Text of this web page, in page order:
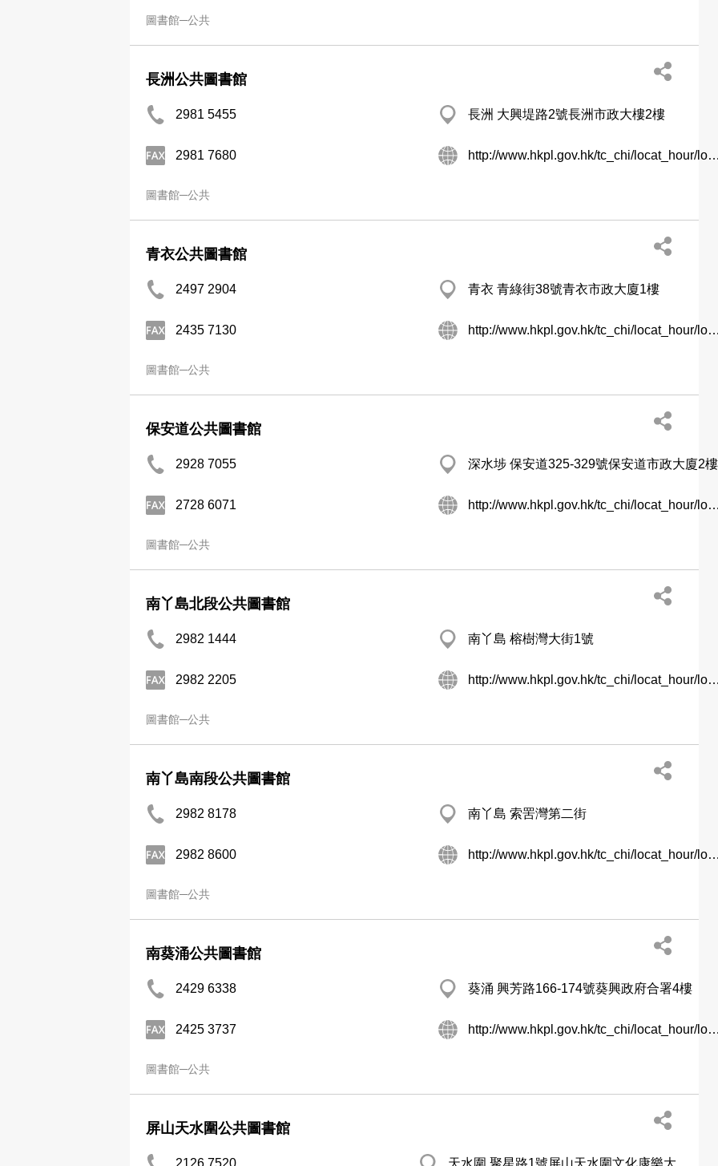
圖書館─公共
長洲公共圖書館
2981 5455 長洲 大興堤路2號長洲市政大樓2樓
2981 7680 http://www.hkpl.gov.hk/tc_chi/locat_hour/locat_hour_ll/locat_hour_ll_ntr/library_79.html
圖書館─公共
青衣公共圖書館
2497 2904 青衣 青綠街38號青衣市政大廈1樓
2435 7130 http://www.hkpl.gov.hk/tc_chi/locat_hour/locat_hour_ll/locat_hour_ll_ntr/library_26.html
圖書館─公共
保安道公共圖書館
2928 7055 深水埗 保安道325-329號保安道市政大廈2樓
2728 6071 http://www.hkpl.gov.hk/tc_chi/locat_hour/locat_hour_ll/locat_hour_ll_kr/library_49.html
圖書館─公共
南丫島北段公共圖書館
2982 1444 南丫島 榕樹灣大街1號
2982 2205 http://www.hkpl.gov.hk/tc_chi/locat_hour/locat_hour_ll/locat_hour_ll_ntr/library_33.html
圖書館─公共
南丫島南段公共圖書館
2982 8178 南丫島 索罟灣第二街
2982 8600 http://www.hkpl.gov.hk/tc_chi/locat_hour/locat_hour_ll/locat_hour_ll_ntr/library_40.html
圖書館─公共
南葵涌公共圖書館
2429 6338 葵涌 興芳路166-174號葵興政府合署4樓
2425 3737 http://www.hkpl.gov.hk/tc_chi/locat_hour/locat_hour_ll/locat_hour_ll_ntr/library_24.html
圖書館─公共
屏山天水圍公共圖書館
2126 7520
天水圍 聚星路1號屏山天水圍文化康樂大